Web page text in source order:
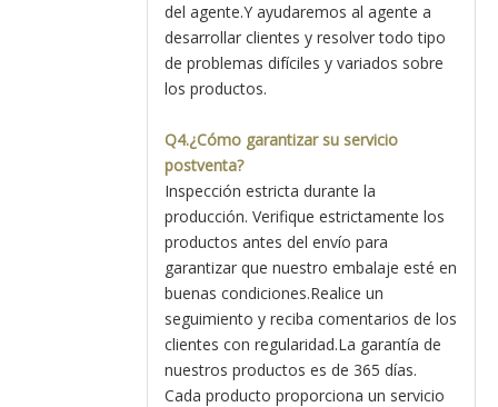
del agente.Y ayudaremos al agente a
desarrollar clientes y resolver todo tipo
de problemas difíciles y variados sobre
los productos.
Q4.¿Cómo garantizar su servicio
postventa?
Inspección estricta durante la
producción. Verifique estrictamente los
productos antes del envío para
garantizar que nuestro embalaje esté en
buenas condiciones.Realice un
seguimiento y reciba comentarios de los
clientes con regularidad.La garantía de
nuestros productos es de 365 días.
Cada producto proporciona un servicio